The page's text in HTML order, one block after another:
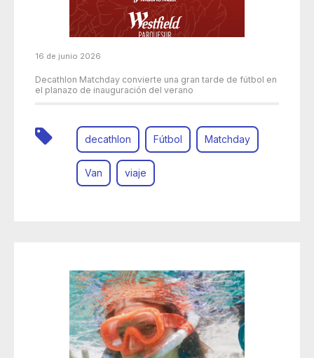
16 de junio 2026
Decathlon Matchday convierte una gran tarde de fútbol en
el planazo de inauguración del verano
decathlon Fútbol Matchday
Van viaje